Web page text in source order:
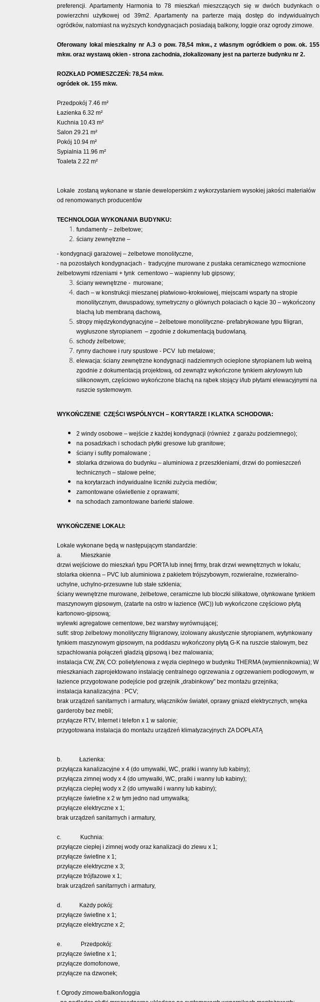
preferencji. Apartamenty Harmonia to 78 mieszkań mieszczących się w dwóch budynkach o
powierzchni użytkowej od 39m2. Apartamenty na parterze mają dostęp do indywidualnych
ogródków, natomiast na wyższych kondygnacjach posiadają balkony, loggie oraz ogrody zimowe.
Oferowany lokal mieszkalny nr A.3 o pow. 78,54 mkw., z własnym ogródkiem o pow. ok. 155
mkw. oraz wystawą okien - strona zachodnia, zlokalizowany jest na parterze budynku nr 2.
ROZKŁAD POMIESZCZEŃ: 78,54 mkw.
ogródek ok. 155 mkw.
Przedpokój 7.46 m²
Łazienka 6.32 m²
Kuchnia 10.43 m²
Salon 29.21 m²
Pokój 10.94 m²
Sypialnia 11.96 m²
Toaleta 2.22 m²
Lokale zostaną wykonane w stanie deweloperskim z wykorzystaniem wysokiej jakości materiałów
od renomowanych producentów
TECHNOLOGIA WYKONANIA BUDYNKU:
fundamenty – żelbetowe;
ściany zewnętrzne –
- kondygnacji garażowej – żelbetowe monolityczne,
- na pozostałych kondygnacjach - tradycyjne murowane z pustaka ceramicznego wzmocnione
żelbetowymi rdzeniami + tynk cementowo – wapienny lub gipsowy;
ściany wewnętrzne - murowane;
dach – w konstrukcji mieszanej płatwiowo-krokwiowej, miejscami wsparty na stropie
monolitycznym, dwuspadowy, symetryczny o głównych połaciach o kącie 30 – wykończony
blachą lub membraną dachową,
stropy międzykondygnacyjne – żelbetowe monolityczne- prefabrykowane typu filigran,
wygłuszone styropianem – zgodnie z dokumentacją budowlaną.
schody żelbetowe;
rynny dachowe i rury spustowe - PCV lub metalowe;
elewacja: ściany zewnętrzne kondygnacji nadziemnych ocieplone styropianem lub wełną
zgodnie z dokumentacją projektową, od zewnątrz wykończone tynkiem akrylowym lub
silikonowym, częściowo wykończone blachą na rąbek stojący i/lub płytami elewacyjnymi na
ruszcie systemowym.
WYKOŃCZENIE CZĘŚCI WSPÓLNYCH – KORYTARZE I KLATKA SCHODOWA:
2 windy osobowe – wejście z każdej kondygnacji (również z garażu podziemnego);
na posadzkach i schodach płytki gresowe lub granitowe;
ściany i sufity pomalowane ;
stolarka drzwiowa do budynku – aluminiowa z przeszkleniami, drzwi do pomieszczeń
technicznych – stalowe pełne;
na korytarzach indywidualne liczniki zużycia mediów;
zamontowane oświetlenie z oprawami;
na schodach zamontowane barierki stalowe.
WYKOŃCZENIE LOKALI:
Lokale wykonane będą w następującym standardzie:
a. Mieszkanie
drzwi wejściowe do mieszkań typu PORTA lub innej firmy, brak drzwi wewnętrznych w lokalu;
stolarka okienna – PVC lub aluminiowa z pakietem trójszybowym, rozwieralne, rozwieralno-
uchylne, uchylno-przesuwne lub stałe szklenia;
ściany wewnętrzne murowane, żelbetowe, ceramiczne lub bloczki silikatowe, otynkowane tynkiem
maszynowym gipsowym, (zatarte na ostro w łazience (WC)) lub wykończone częściowo płytą
kartonowo-gipsową;
wylewki agregatowe cementowe, bez warstwy wyrównującej;
sufit: strop żelbetowy monolityczny filigranowy, izolowany akustycznie styropianem, wytynkowany
tynkiem maszynowym gipsowym, na poddaszu wykończony płytą G-K na ruszcie stalowym, bez
szpachlowania połączeń gładzią gipsową i bez malowania;
instalacja CW, ZW, CO: polietylenowa z węzła cieplnego w budynku THERMA (wymiennikownia); W
mieszkaniach zaprojektowano instalację centralnego ogrzewania z ogrzewaniem podłogowym, w
łazience przygotowane podejście pod grzejnik „drabinkowy” bez montażu grzejnika;
instalacja kanalizacyjna : PCV;
brak urządzeń sanitarnych i armatury, włączników świateł, oprawy gniazd elektrycznych, wnęka
garderoby bez mebli;
przyłącze RTV, Internet i telefon x 1 w salonie;
przygotowana instalacja do montażu urządzeń klimatyzacyjnych ZA DOPŁATĄ
b. Łazienka:
przyłącza kanalizacyjne x 4 (do umywalki, WC, pralki i wanny lub kabiny);
przyłącza zimnej wody x 4 (do umywalki, WC, pralki i wanny lub kabiny);
przyłącza ciepłej wody x 2 (do umywalki i wanny lub kabiny);
przyłącze świetlne x 2 w tym jedno nad umywalką;
przyłącze elektryczne x 1;
brak urządzeń sanitarnych i armatury,
c. Kuchnia:
przyłącze ciepłej i zimnej wody oraz kanalizacji do zlewu x 1;
przyłącze świetlne x 1;
przyłącze elektryczne x 3;
przyłącze trójfazowe x 1;
brak urządzeń sanitarnych i armatury,
d. Każdy pokój:
przyłącze świetlne x 1;
przyłącze elektryczne x 2;
e. Przedpokój:
przyłącze świetlne x 1;
przyłącze domofonowe,
przyłącze na dzwonek;
f. Ogrody zimowe/balkon/loggia